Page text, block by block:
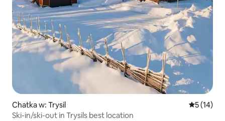
Chatka w: Trysil Średnia
5 (14)
Ski-in/ski-out in Trysils best location